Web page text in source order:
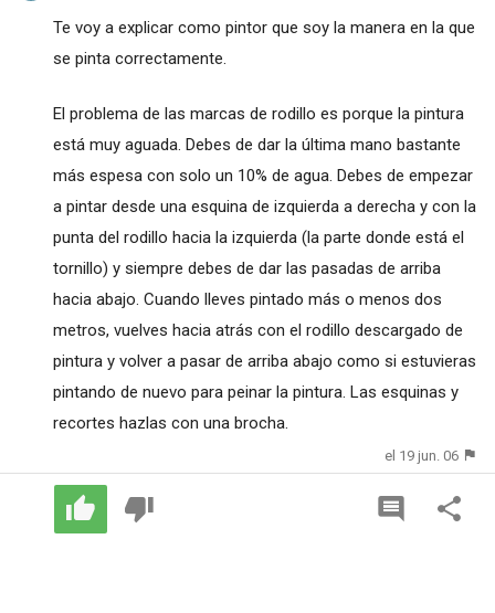
Te voy a explicar como pintor que soy la manera en la que
se pinta correctamente.
El problema de las marcas de rodillo es porque la pintura
está muy aguada. Debes de dar la última mano bastante
más espesa con solo un 10% de agua. Debes de empezar
a pintar desde una esquina de izquierda a derecha y con la
punta del rodillo hacia la izquierda (la parte donde está el
tornillo) y siempre debes de dar las pasadas de arriba
hacia abajo. Cuando lleves pintado más o menos dos
metros, vuelves hacia atrás con el rodillo descargado de
pintura y volver a pasar de arriba abajo como si estuvieras
pintando de nuevo para peinar la pintura. Las esquinas y
recortes hazlas con una brocha.
el 19 jun. 06